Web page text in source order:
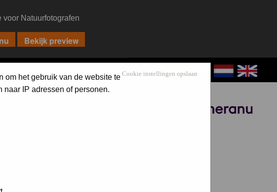
voor Natuurfotografen
Cookie instellingen opslaan
om het gebruik van de website te
IP adressen of personen.